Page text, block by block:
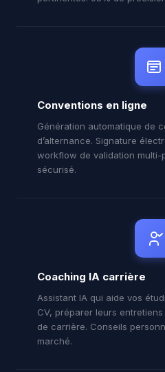
Conventions en ligne
Génération automatique de
d’alternance. Signature
workflow de validation multi-
sécurisé.
Coaching IA carrière
Assistant IA qui aide vos
CV, préparer leurs
de carrière. Conseils
marché.